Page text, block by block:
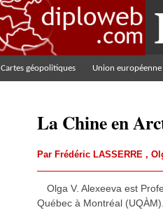
Cartes géopolitiques Union européenne
La Chine en
Par Frédéric LASSERRE ,
Olga V. Alexeeva est
Québec à Montréal